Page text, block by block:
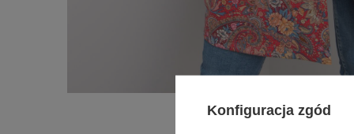
Konfiguracja zgód